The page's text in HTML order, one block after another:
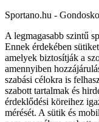
Sportano.hu -
A legmagasabb szintű
Ennek érdekében
amelyek biztosítják a
amennyiben
szabási célokra is
szabott tartalmak és
érdeklődési köreihez
mérését. A sütik és